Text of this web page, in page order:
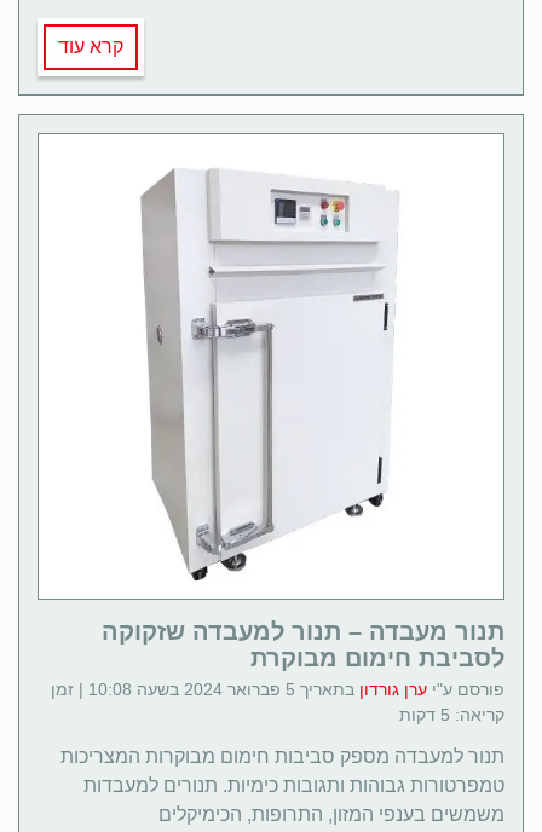
קרא עוד
תנור מעבדה – תנור למעבדה שזקוקה
לסביבת חימום מבוקרת
פורסם ע"י ערן גורדון
בתאריך 5 פברואר 2024 בשעה 10:08 | זמן
קריאה: 5 דקות
תנור למעבדה מספק סביבות חימום מבוקרות המצריכות
טמפרטורות גבוהות ותגובות כימיות. תנורים למעבדות
משמשים בענפי המזון, התרופות, הכימיקלים